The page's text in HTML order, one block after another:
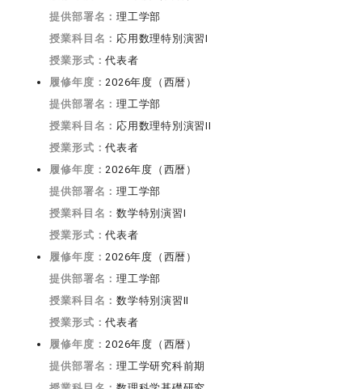
提供部署名：理工学部
授業科目名： 応用数理特別演習I
授業形式：代表者
履修年度：2026年度（西暦）
提供部署名：理工学部
授業科目名： 応用数理特別演習II
授業形式：代表者
履修年度：2026年度（西暦）
提供部署名：理工学部
授業科目名：数学特別演習I
授業形式：代表者
履修年度：2026年度（西暦）
提供部署名：理工学部
授業科目名：数学特別演習II
授業形式：代表者
履修年度：2026年度（西暦）
提供部署名：理工学研究科前期